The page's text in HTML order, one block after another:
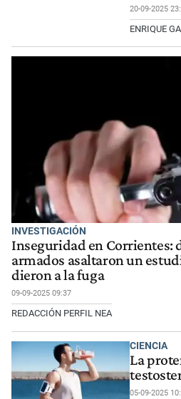
20-09-2025
ENRIQUE
INVESTIGACIÓN
Inseguridad en Corrientes:
armados asaltaron un
dieron a la fuga
09-09-2025 09:37
REDACCIÓN PERFIL NEA
CIENCIA
La
05-09-2025